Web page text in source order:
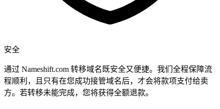
安全
通过 Nameshift.com 转移域名既安全又便捷。我们全程保障流
程顺利，且只有在您成功接管域名后，才会将款项支付给卖
方。若转移未能完成，您将获得全额退款。